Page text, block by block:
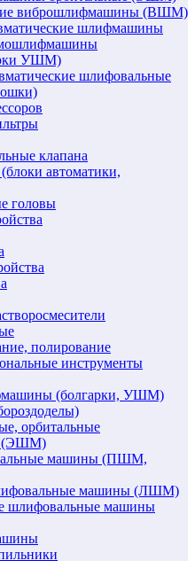
виброшлифмашины (ВШМ)
шлифмашины
УШМ)
шлифовальные
клапана
автоматики,
головы
полирование
инструменты
(болгарки, УШМ)
орбитальные
(ЭШМ)
машины (ПШМ,
машины (ЛШМ)
шлифовальные машины